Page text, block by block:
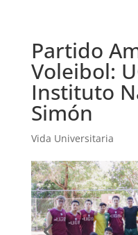
Partido
Voleibol:
Instituto
Simón
Vida Universitaria